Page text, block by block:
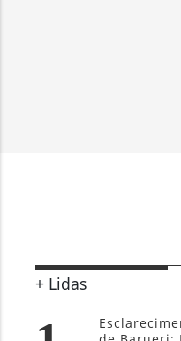
+ Lidas